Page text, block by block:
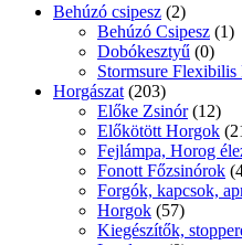
Behúzó csipesz (2)
Behúzó Csipesz (1)
Dobókesztyű (0)
Stormsure Flexibilis
Horgászat (203)
Előke Zsinór (12)
Előkötött Horgok
Fejlámpa, Horog
Fonott Főzsinórok
Forgók, kapcsok,
Horgok (57)
Kiegészítők,